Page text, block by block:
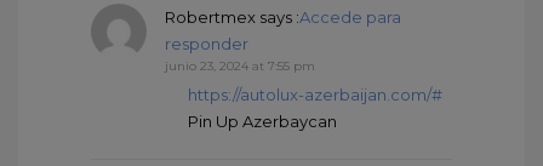
Robertmex says :Accede para
responder
junio 23, 2024 at 7:55 pm
https://autolux-azerbaijan.com/#
Pin Up Azerbaycan